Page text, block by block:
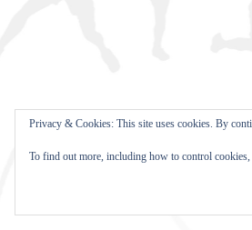
Privacy & Cookies: This site uses cookies. By
To find out more, including how to control cookies,